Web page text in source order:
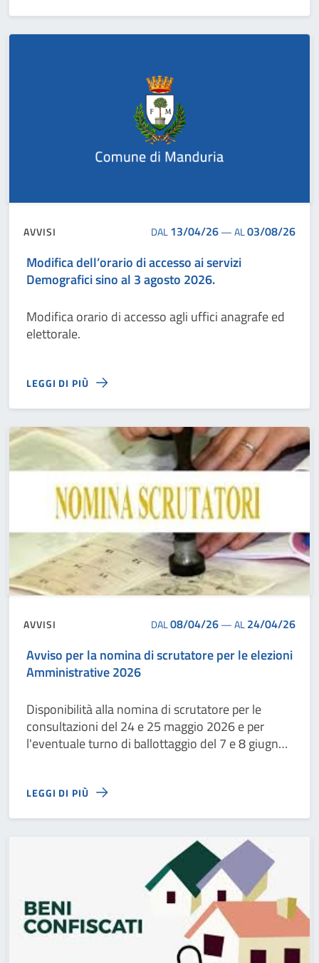
AVVISI DAL13/04/26—AL03/08/26
Modifica dell’orario di accesso ai servizi
Demografici sino al 3 agosto 2026.
Modifica orario di accesso agli uffici anagrafe ed
elettorale.
LEGGI DI PIÙ
AVVISI DAL08/04/26—AL24/04/26
Avviso per la nomina di scrutatore per le elezioni
Amministrative 2026
Disponibilità alla nomina di scrutatore per le
consultazioni del 24 e 25 maggio 2026 e per
l'eventuale turno di ballottaggio del 7 e 8 giugno
LEGGI DI PIÙ